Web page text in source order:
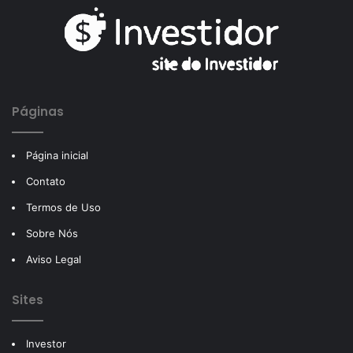
Páginas
Página inicial
Contato
Termos de Uso
Sobre Nós
Aviso Legal
Sites
Investor